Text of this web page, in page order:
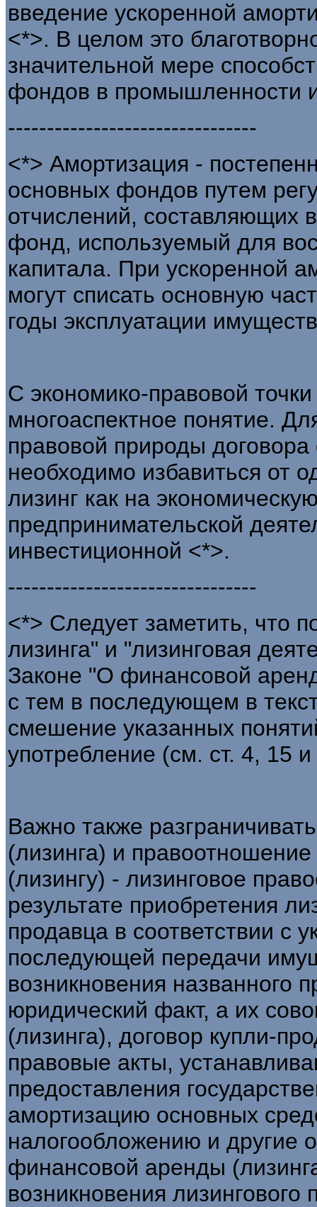
введение ускоренной
<*>. В целом это
значительной мере
фондов в промышленности
--------------------------------
<*> Амортизация -
основных фондов путем
отчислений, составляющих
фонд, используемый для
капитала. При ускоренной
могут списать основную
годы эксплуатации
С экономико-правовой
многоаспектное понятие.
правовой природы
необходимо избавиться от
лизинг как на
предпринимательской
инвестиционной <*>.
--------------------------------
<*> Следует заметить, что
лизинга" и "лизинговая
Законе "О финансовой
с тем в последующем в
смешение указанных
употребление (см. ст. 4, 15
Важно также
(лизинга) и
(лизингу) - лизинговое
результате приобретения
продавца в соответствии с
последующей передачи
возникновения названного
юридический факт, а их
(лизинга), договор купли-
правовые акты,
предоставления
амортизацию основных
налогообложению и другие
финансовой аренды
возникновения